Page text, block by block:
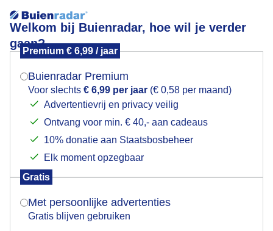
Welkom bij Buienradar, hoe wil je verder
gaan?
Premium € 6,99 / jaar
Buienradar Premium
Voor slechts € 6,99 per jaar (€ 0,58 per maand)
Advertentievrij en privacy veilig
Ontvang voor min. € 40,- aan cadeaus
10% donatie aan Staatsbosbeheer
Elk moment opzegbaar
Gratis
Met persoonlijke advertenties
Gratis blijven gebruiken
Alternatief vakantieuitje antiek/curiosamarkt
Mogen we je locatie gebruiken voor het
Indien je hier nog geen akkoord op hebt gegeven,
verschijnt er zo een pop-up uit je browser waarin
Is goed, toon de popup